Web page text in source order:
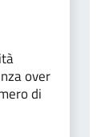
over
di